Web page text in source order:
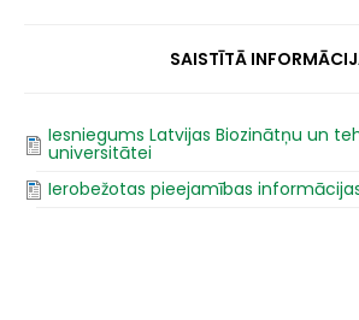
SAISTĪTĀ
Iesniegums Latvijas Biozinātņu un
universitātei
Ierobežotas pieejamības